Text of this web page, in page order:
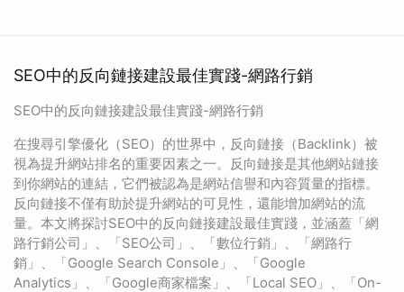
SEO中的反向鏈接建設最佳實踐-網路行銷
SEO中的反向鏈接建設最佳實踐-網路行銷
在搜尋引擎優化（SEO）的世界中，反向鏈接（Backlink）被
視為提升網站排名的重要因素之一。反向鏈接是其他網站鏈接
到你網站的連結，它們被認為是網站信譽和內容質量的指標。
反向鏈接不僅有助於提升網站的可見性，還能增加網站的流
量。本文將探討SEO中的反向鏈接建設最佳實踐，並涵蓋「網
路行銷公司」、「SEO公司」、「數位行銷」、「網路行
銷」、「Google Search Console」、「Google
Analytics」、「Google商家檔案」、「Local SEO」、「On-